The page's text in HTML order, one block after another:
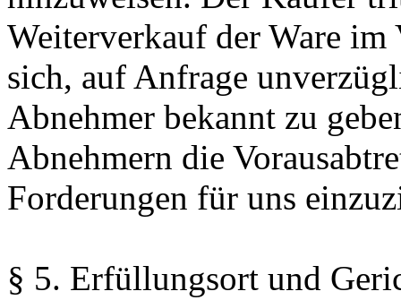
Weiterverkauf der Ware
sich, auf Anfrage
Abnehmer bekannt zu
Abnehmern die
Forderungen für uns
§ 5. Erfüllungsort und